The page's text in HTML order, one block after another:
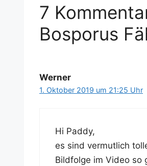
7
Bosporus
Werner
1. Oktober 2019 um 21:25 Uhr
Hi Pad­dy,
es sind ver­mut­lich
Bild­fol­ge im Video so